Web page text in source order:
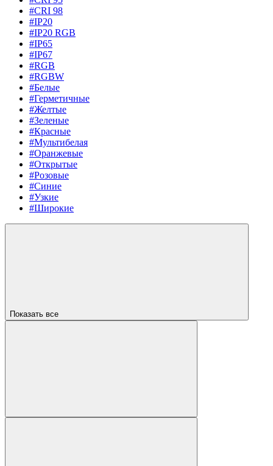
#CRI 98
#IP20
#IP20 RGB
#IP65
#IP67
#RGB
#RGBW
#Белые
#Герметичные
#Желтые
#Зеленые
#Красные
#Мультибелая
#Оранжевые
#Открытые
#Розовые
#Синие
#Узкие
#Широкие
Показать все